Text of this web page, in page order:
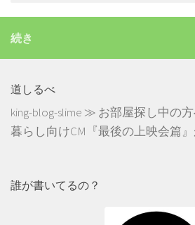
続き
道しるべ
king-blog-slime ≫ お部屋探し中の
暮らし向けCM『最後の上映会篇
誰が書いてるの？